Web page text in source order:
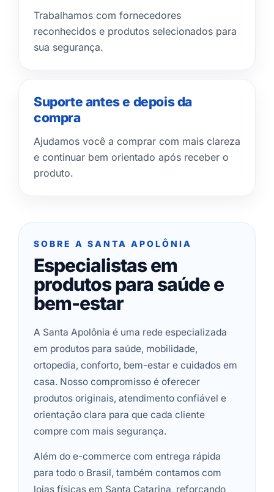
Trabalhamos com fornecedores
reconhecidos e produtos selecionados para
sua segurança.
Suporte antes e depois da
compra
Ajudamos você a comprar com mais clareza
e continuar bem orientado após receber o
produto.
SOBRE A SANTA APOLÔNIA
Especialistas em
produtos para saúde e
bem-estar
A Santa Apolônia é uma rede especializada
em produtos para saúde, mobilidade,
ortopedia, conforto, bem-estar e cuidados em
casa. Nosso compromisso é oferecer
produtos originais, atendimento confiável e
orientação clara para que cada cliente
compre com mais segurança.
Além do e-commerce com entrega rápida
para todo o Brasil, também contamos com
lojas físicas em Santa Catarina, reforçando